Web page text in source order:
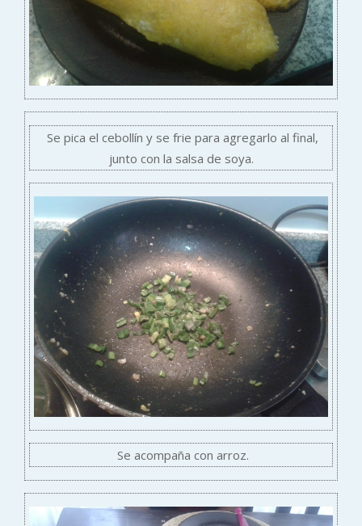
Se pica el cebollín y se frie para agregarlo al final,
junto con la salsa de soya.
Se acompaña con arroz.